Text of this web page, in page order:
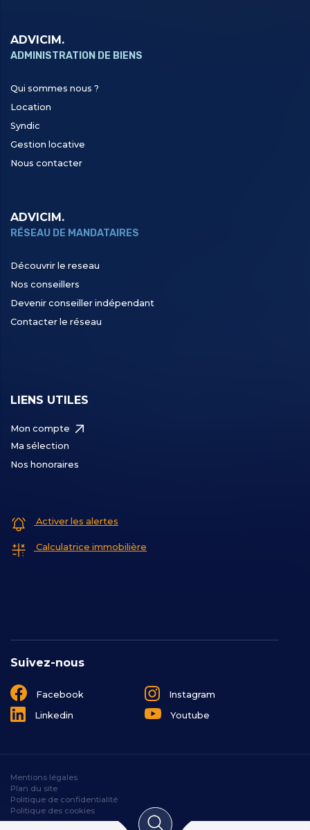
ADVICIM.
ADMINISTRATION DE BIENS
Qui sommes nous ?
Location
Syndic
Gestion locative
Nous contacter
ADVICIM.
RÉSEAU DE MANDATAIRES
Découvrir le reseau
Nos conseillers
Devenir conseiller indépendant
Contacter le réseau
Suivez-nous
Facebook
Instagram
Linkedin
Youtube
LIENS UTILES
Mon compte
Ma sélection
Nos honoraires
Activer les alertes
Calculatrice immobilière
Mentions légales
Plan du site
Politique de confidentialité
Politique des cookies